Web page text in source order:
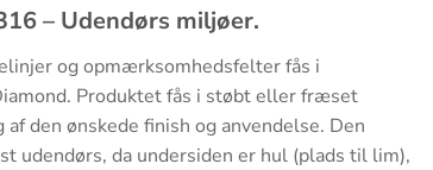
– Udendørs miljøer.
og opmærksomhedsfelter fås i
Produktet fås i støbt eller fræset
den ønskede finish og anvendelse. Den
udendørs, da undersiden er hul (plads til lim),